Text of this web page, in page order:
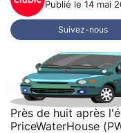
Publié le 14 mai
Suivez-nous
Près de huit après
PriceWaterHouse